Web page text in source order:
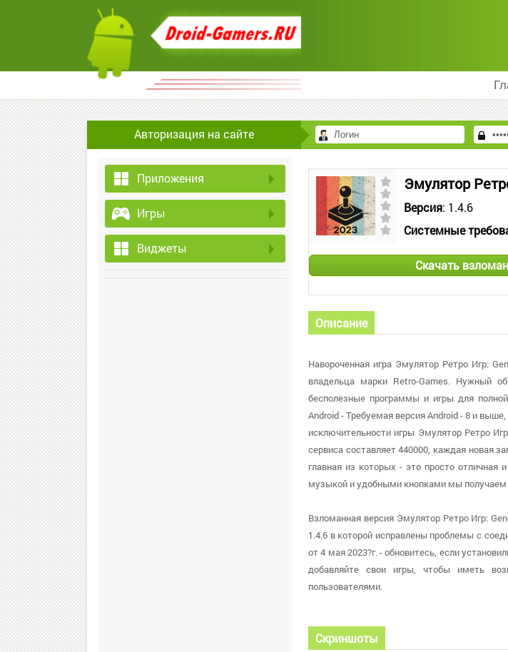
Авторизация на сайте
Приложения
Игры
Виджеты
Эмулятор
Версия: 1.4.6
Системные
Скачать
Описание
Навороченная игра Эмулятор Ретро Игр:
владельца марки Retro-Games. Нужный
бесполезные программы и игры для
Android - Требуемая версия Android - 8 и
исключительности игры Эмулятор Ретро
сервиса составляет 440000, каждая новая
главная из которых - это просто
музыкой и удобными кнопками мы получаем
Взломанная версия Эмулятор Ретро Игр:
1.4.6 в которой исправлены проблемы с
от 4 мая 2023?г. - обновитесь, если
добавляйте свои игры, чтобы иметь
пользователями.
Скриншоты